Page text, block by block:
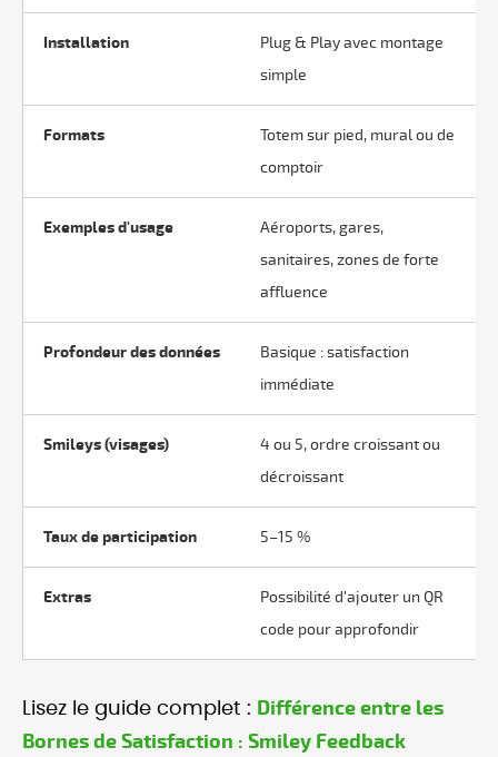
Installation
Plug & Play avec montage
simple
Formats
Totem sur pied, mural ou de
comptoir
Exemples d'usage
Aéroports, gares,
sanitaires, zones de forte
affluence
Profondeur des données
Basique : satisfaction
immédiate
Smileys (visages)
4 ou 5, ordre croissant ou
décroissant
Taux de participation 5–15 %
Extras
Possibilité d'ajouter un QR
code pour approfondir
Lisez le guide complet : Différence entre les
Bornes de Satisfaction : Smiley Feedback